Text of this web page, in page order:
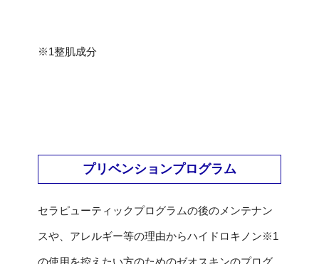
※1整肌成分
プリベンションプログラム
セラピューティックプログラムの後のメンテナン
スや、アレルギー等の理由からハイドロキノン※1